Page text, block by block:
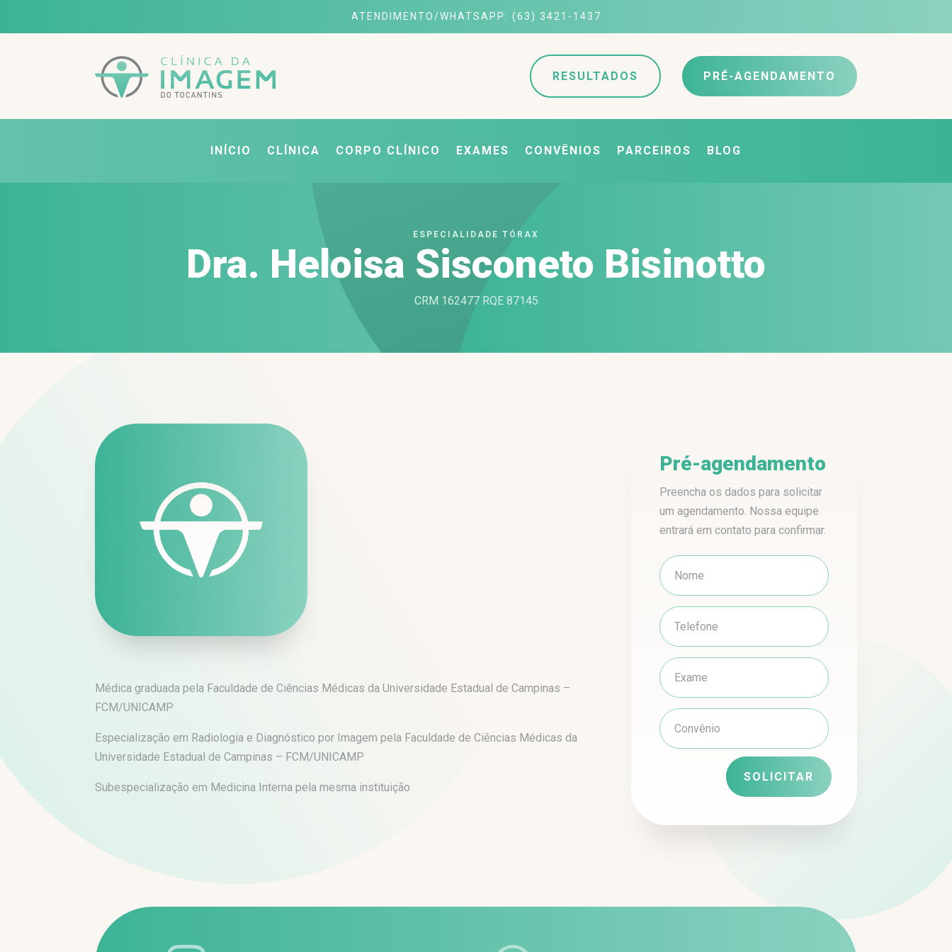
ATENDIMENTO/WHATSAPP: (63) 3421-1437
RESULTADOS PRÉ-AGENDAMENTO
INÍCIO CLÍNICA CORPO CLÍNICO EXAMES CONVÊNIOS PARCEIROS BLOG
ESPECIALIDADE TÓRAX
Dra. Heloisa Sisconeto Bisinotto
CRM 162477 RQE 87145
Médica graduada pela Faculdade de Ciências Médicas da Universidade Estadual de Campinas –
FCM/UNICAMP
Especialização em Radiologia e Diagnóstico por Imagem pela Faculdade de Ciências Médicas da
Universidade Estadual de Campinas – FCM/UNICAMP
Subespecialização em Medicina Interna pela mesma instituição
Pré-agendamento
Preencha os dados para solicitar
um agendamento. Nossa equipe
entrará em contato para confirmar.
SOLICITAR